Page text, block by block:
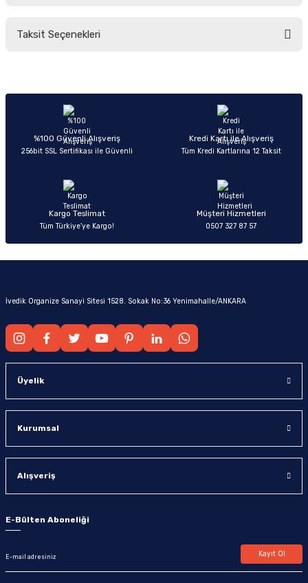
Taksit Seçenekleri
%100 Güvenli Alışveriş
256bit SSL Sertifikası ile Güvenli
Kredi Kartı ile Alışveriş
Tüm Kredi Kartlarına 12 Taksit
Kargo Teslimat
Tüm Türkiye’ye Kargo!
Müşteri Hizmetleri
0507 327 87 57
İvedik Organize Sanayi Sitesi 1528. Sokak No:36 Yenimahalle/ANKARA
Üyelik
Kurumsal
Alışveriş
E-Bülten Aboneliği
Kayıt Ol